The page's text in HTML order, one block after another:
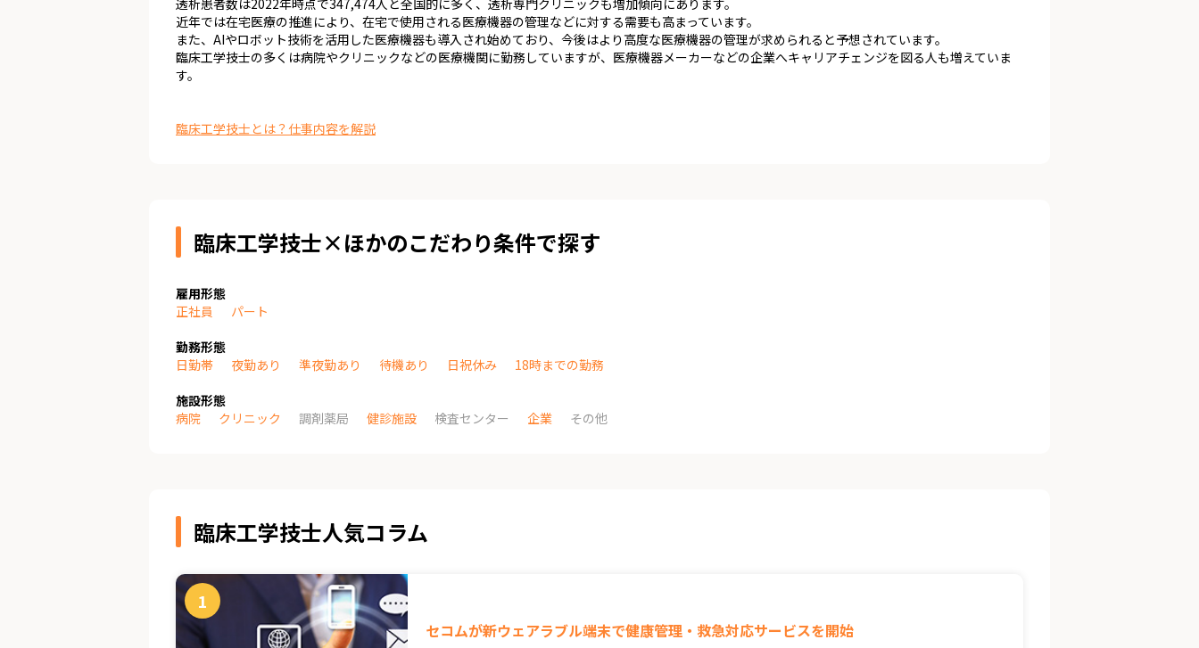
透析患者数は2022年時点で347,474人と全国的に多く、透析専門クリニックも増加傾向にあります。
近年では在宅医療の推進により、在宅で使用される医療機器の管理などに対する需要も高まっています。
また、AIやロボット技術を活用した医療機器も導入され始めており、今後はより高度な医療機器の管理が求められると予想されています。
臨床工学技士の多くは病院やクリニックなどの医療機関に勤務していますが、医療機器メーカーなどの企業へキャリアチェンジを図る人も増えていま
す。
臨床工学技士とは？仕事内容を解説
臨床工学技士×ほかのこだわり条件で探す
雇用形態
正社員
パート
勤務形態
日勤帯
夜勤あり 準夜勤あり 待機あり 日祝休み
18時までの勤務
施設形態
病院
クリニック 調剤薬局 健診施設 検査センター 企業 その他
臨床工学技士人気コラム
セコムが新ウェアラブル端末で健康管理・救急対応サービスを開始